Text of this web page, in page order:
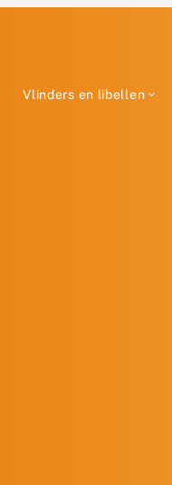
Vlinders en libellen